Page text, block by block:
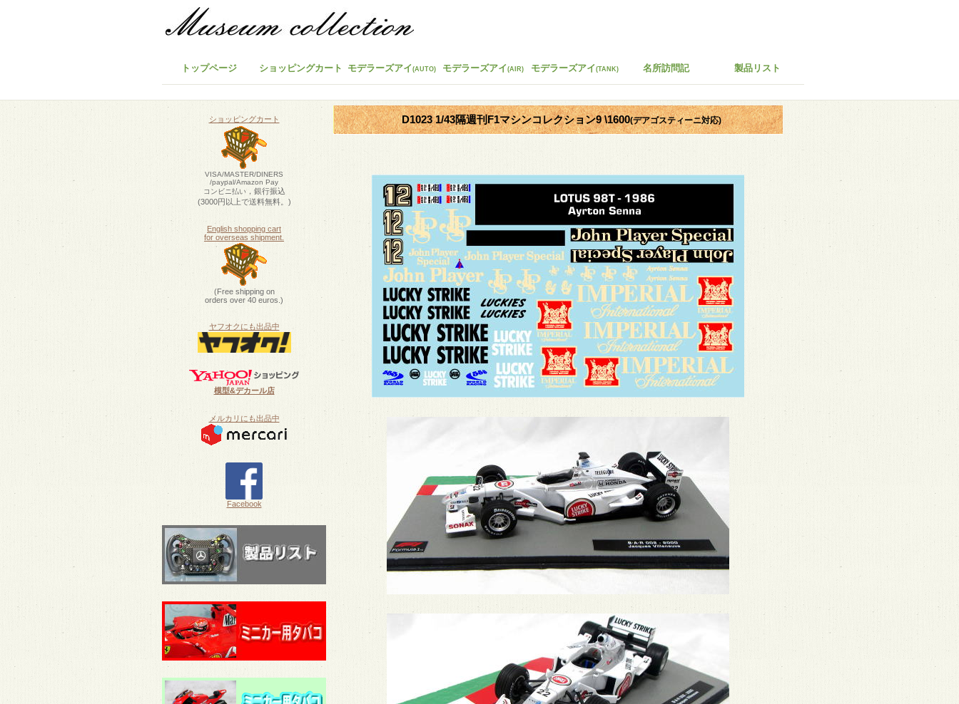
D1023 1/43隔週刊F1マシンコレクション9 \1600(デアゴスティーニ対応)
トップページ ショッピングカート モデラーズアイ(AUTO) モデラーズアイ(AIR) モデラーズアイ(TANK) 名所訪問記 製品リスト
ショッピングカート
VISA/MASTER/DINERS
/paypal/Amazon Pay
コンビニ払い，銀行振込
(3000円以上で送料無料。)
English shopping cart
for overseas shipment.
(Free shipping on
orders over 40 euros.)
ヤフオクにも出品中
模型&デカール店
メルカリにも出品中
Facebook